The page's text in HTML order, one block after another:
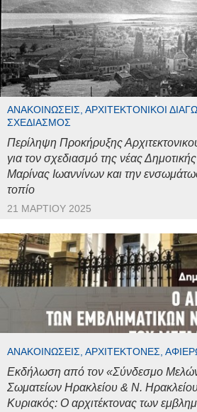
ΑΝΑΚΟΙΝΏΣΕΙΣ, ΑΡΧΙΤΕΚΤΟΝΙΚΟΊ
ΣΧΕΔΙΑΣΜΌΣ
Περίληψη Προκήρυξης
για τον σχεδιασμό της νέας
Μαρίνας Ιωαννίνων και την
τοπίο
21 ΜΑΡΤΊΟΥ 2025
ΑΝΑΚΟΙΝΏΣΕΙΣ, ΑΡΧΙΤΈΚΤΟΝΕΣ,
Εκδήλωση από τον «Σύνδεσμο Μελών
Σωματείων Ηρακλείου & Ν.
Κυριακός: Ο αρχιτέκτονας των